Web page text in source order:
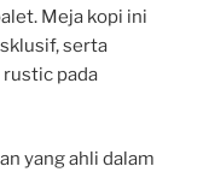
Meja kopi ini
serta
pada
yang ahli dalam